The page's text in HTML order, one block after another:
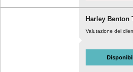
Harley Benton
Valutazione dei